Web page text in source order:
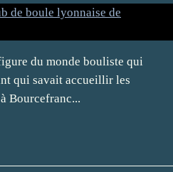
du monde bouliste qui
qui savait accueillir les
Bourcefranc...